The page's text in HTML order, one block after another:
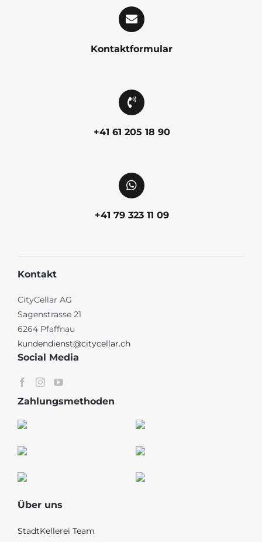
Kontaktformular
+41 61 205 18 90
+41 79 323 11 09
Kontakt
CityCellar AG
Sagenstrasse 21
6264 Pfaffnau
kundendienst@citycellar.ch
Social Media
Zahlungsmethoden
Über uns
StadtKellerei Team